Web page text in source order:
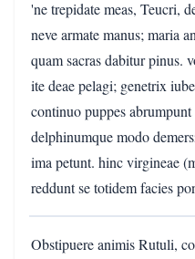
'ne trepidate meas, Teucri,
neve armate manus; maria
quam sacras dabitur pinus.
ite deae pelagi; genetrix
continuo puppes
delphinumque modo
ima petunt. hinc virgineae
reddunt se totidem facies
Obstipuere animis Rutuli,